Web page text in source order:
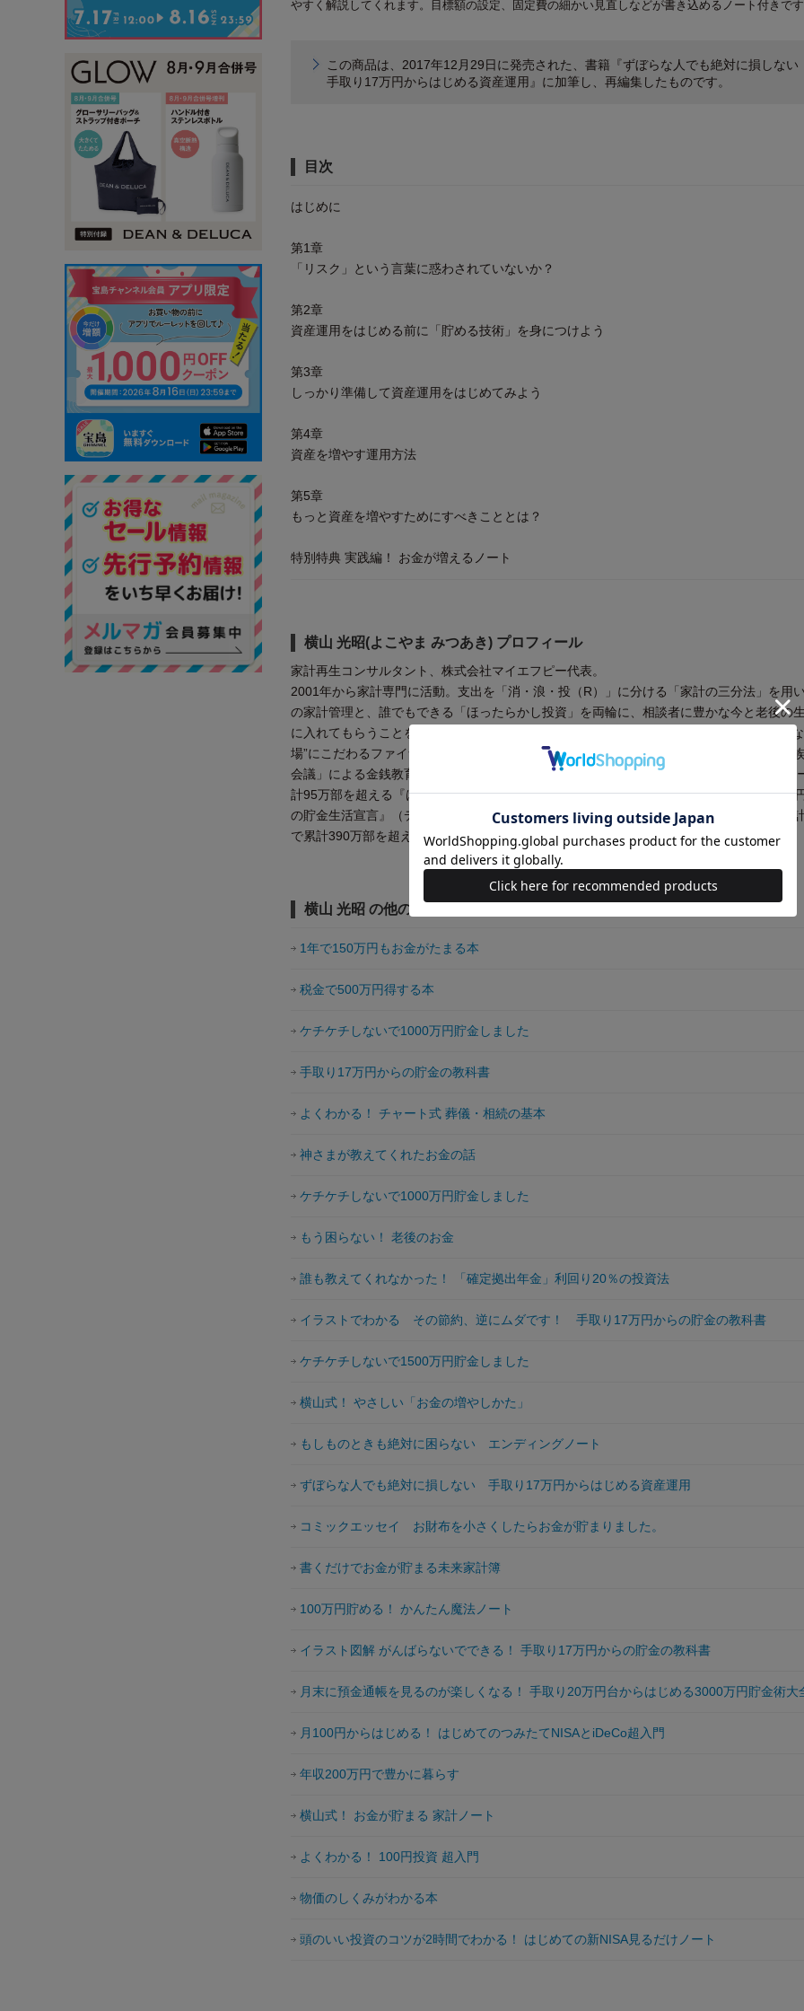
やすく解説してくれます。目標額の設定、固定費の細かい見直しなどが書き込めるノート付きで
この商品は、2017年12月29日に発売された、書籍『ずぼらな人でも絶対に損しな
手取り17万円からはじめる資産運用』に加筆し、再編集したものです。
目次
はじめに
第1章
「リスク」という言葉に惑わされていないか？
第2章
資産運用をはじめる前に「貯める技術」を身につけよう
第3章
しっかり準備して資産運用をはじめてみよう
第4章
資産を増やす運用方法
第5章
もっと資産を増やすためにすべきこととは？
特別特典 実践編！ お金が増えるノート
横山 光昭(よこやま みつあき) プロフィール
家計再生コンサルタント、株式会社マイエフピー代表。
2001年から家計専門に活動。支出を「消・浪・投（R）」に分ける「家計の三分法」を用
の家計管理と、誰でもできる「ほったらかし投資」を両輪に、相談者に豊かな今と老後の
に入れてもらうことを目指している。家計相談はこれまでに2万6000件を超え、机上では
場”にこだわるファイナンシャルプランナーとして活動。家では6人の子の父であり、「家
会議」による金銭教育も知られている。TV、雑誌への協力、講演など多数。著書は、シリ
計95万部を超える『はじめての人のための3000円投資生活』（アスコム）や『年収200万
の貯金生活宣言』（ディスカヴァー・トゥエンティワン）を代表作とし、著書・監修書は
で累計390万部を超える（2023年11月現在）。
横山 光昭 の他の作品
1年で150万円もお金がたまる本
税金で500万円得する本
ケチケチしないで1000万円貯金しました
手取り17万円からの貯金の教科書
よくわかる！ チャート式 葬儀・相続の基本
神さまが教えてくれたお金の話
ケチケチしないで1000万円貯金しました
もう困らない！ 老後のお金
誰も教えてくれなかった！ 「確定拠出年金」利回り20％の投資法
イラストでわかる その節約、逆にムダです！ 手取り17万円からの貯金の教科書
ケチケチしないで1500万円貯金しました
横山式！ やさしい「お金の増やしかた」
もしものときも絶対に困らない エンディングノート
ずぼらな人でも絶対に損しない 手取り17万円からはじめる資産運用
コミックエッセイ お財布を小さくしたらお金が貯まりました。
書くだけでお金が貯まる未来家計簿
100万円貯める！ かんたん魔法ノート
イラスト図解 がんばらないでできる！ 手取り17万円からの貯金の教科書
月末に預金通帳を見るのが楽しくなる！ 手取り20万円台からはじめる3000万円貯金術大
月100円からはじめる！ はじめてのつみたてNISAとiDeCo超入門
年収200万円で豊かに暮らす
横山式！ お金が貯まる 家計ノート
よくわかる！ 100円投資 超入門
物価のしくみがわかる本
頭のいい投資のコツが2時間でわかる！ はじめての新NISA見るだけノート